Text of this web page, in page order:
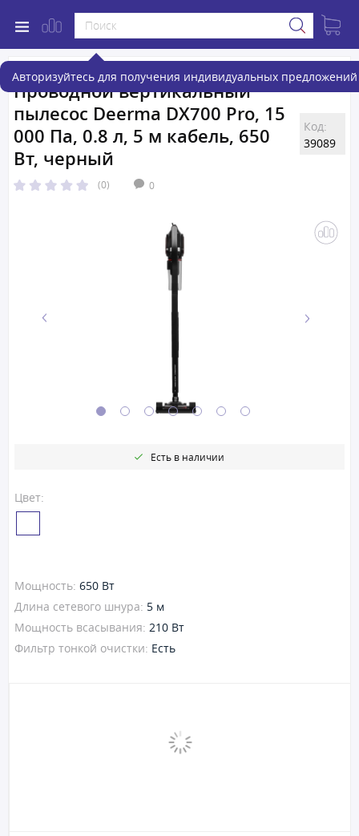
Авторизуйтесь для получения индивидуальных предложений
Проводной вертикальный
пылесос Deerma DX700 Pro, 15
000 Па, 0.8 л, 5 м кабель, 650
Вт, черный
(0) 0
Код:
39089
Цвет:
Есть в наличии
Мощность: 650 Вт
Длина сетевого шнура: 5 м
Мощность всасывания: 210 Вт
Фильтр тонкой очистки: Есть